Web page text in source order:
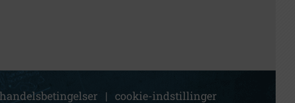
handelsbetingelser | cookie-indstillinger